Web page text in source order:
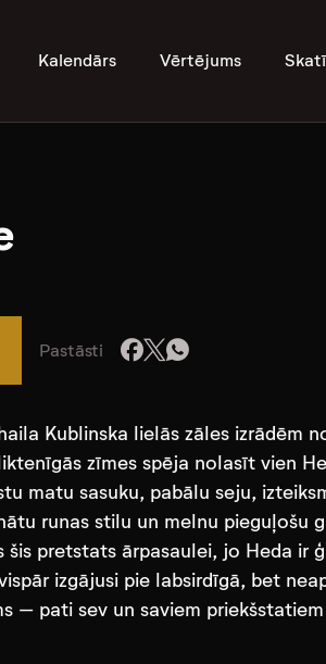
Kalendārs Vērtējums
Pastāsti
Kublinska lielās zāles izrādēm
zīmes spēja nolasīt vien
matu sasuku, pabālu seju,
runas stilu un melnu pieguļošu
pretstats ārpasaulei, jo Heda ir
izgājusi pie labsirdīgā, bet
– pati sev un saviem